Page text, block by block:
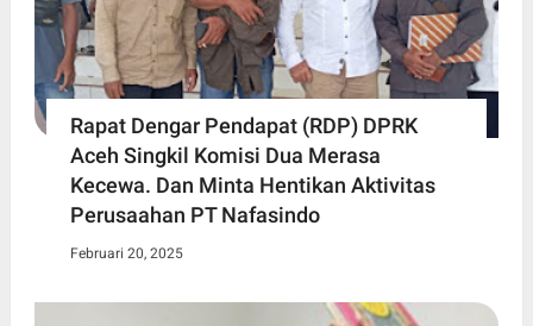
Rapat Dengar Pendapat (RDP) DPRK
Aceh Singkil Komisi Dua Merasa
Kecewa. Dan Minta Hentikan Aktivitas
Perusaahan PT Nafasindo
Februari 20, 2025